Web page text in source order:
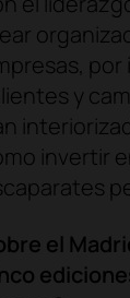
y
invertir
el